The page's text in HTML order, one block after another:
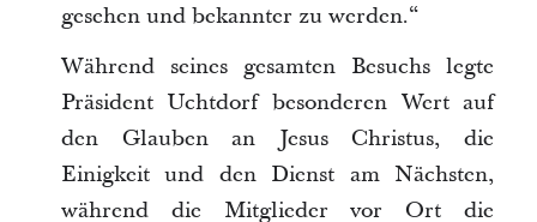
gesehen und bekannter zu werden.“
Während seines gesamten Besuchs legte
Präsident Uchtdorf besonderen Wert auf
den Glauben an Jesus Christus, die
Einigkeit und den Dienst am Nächsten,
während die Mitglieder vor Ort die